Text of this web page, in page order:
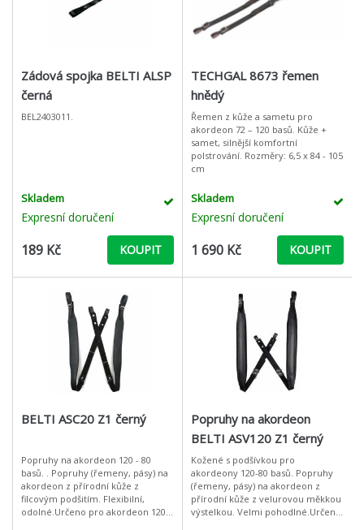
Zádová spojka BELTI ALSP
černá
BEL2403011.
Skladem
Expresní doručení
189 Kč KOUPIT
TECHGAL 8673 řemen
hnědý
Řemen z kůže a sametu pro
akordeon 72 – 120 basů. Kůže +
samet, silnější komfortní
polstrování. Rozměry: 6,5 x 84 - 105
cm
Skladem
Expresní doručení
1 690 Kč KOUPIT
BELTI ASC20 Z1 černý
Popruhy na akordeon 120 - 80
basů. . Popruhy (řemeny, pásy) na
akordeon z přírodní kůže z
filcovým podšitím. Flexibilní,
odolné.Určeno pro akordeon 120 -
Popruhy na akordeon
BELTI ASV120 Z1 černý
Kožené s podšívkou pro
akordeony 120-80 basů. Popruhy
(řemeny, pásy) na akordeon z
přírodní kůže z velurovou měkkou
výstelkou. Velmi pohodlné.Určeno